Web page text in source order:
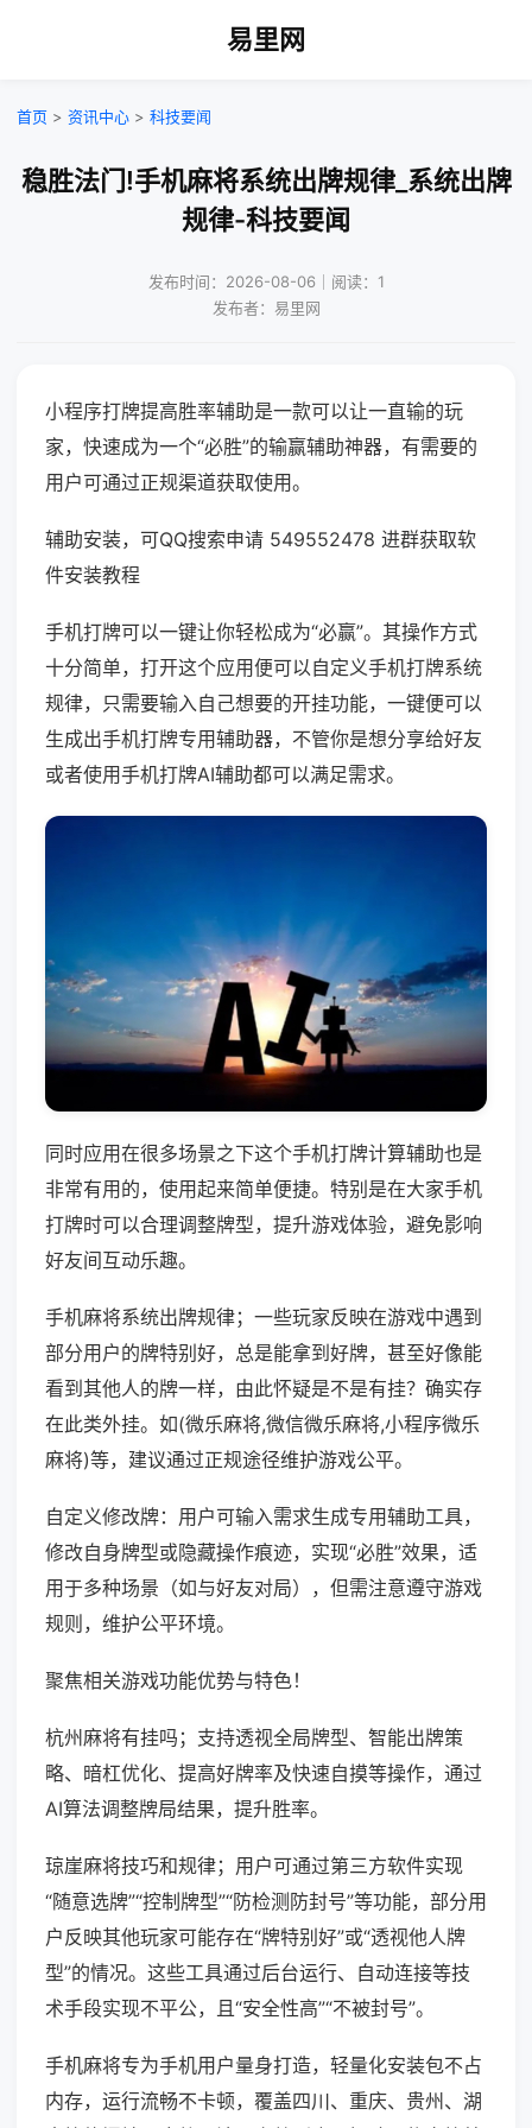
易里网
首页 > 资讯中心 > 科技要闻
稳胜法门!手机麻将系统出牌规律_系统出牌
规律-科技要闻
发布时间：2026-08-06｜阅读：1
发布者：易里网
小程序打牌提高胜率辅助是一款可以让一直输的玩
家，快速成为一个“必胜”的输赢辅助神器，有需要的
用户可通过正规渠道获取使用。
辅助安装，可QQ搜索申请 549552478 进群获取软
件安装教程
手机打牌可以一键让你轻松成为“必赢”。其操作方式
十分简单，打开这个应用便可以自定义手机打牌系统
规律，只需要输入自己想要的开挂功能，一键便可以
生成出手机打牌专用辅助器，不管你是想分享给好友
或者使用手机打牌AI辅助都可以满足需求。
同时应用在很多场景之下这个手机打牌计算辅助也是
非常有用的，使用起来简单便捷。特别是在大家手机
打牌时可以合理调整牌型，提升游戏体验，避免影响
好友间互动乐趣。
手机麻将系统出牌规律；一些玩家反映在游戏中遇到
部分用户的牌特别好，总是能拿到好牌，甚至好像能
看到其他人的牌一样，由此怀疑是不是有挂？确实存
在此类外挂。如(微乐麻将,微信微乐麻将,小程序微乐
麻将)等，建议通过正规途径维护游戏公平。
自定义修改牌：用户可输入需求生成专用辅助工具，
修改自身牌型或隐藏操作痕迹，实现“必胜”效果，适
用于多种场景（如与好友对局），但需注意遵守游戏
规则，维护公平环境。
聚焦相关游戏功能优势与特色！
杭州麻将有挂吗；支持透视全局牌型、智能出牌策
略、暗杠优化、提高好牌率及快速自摸等操作，通过
AI算法调整牌局结果，提升胜率。
琼崖麻将技巧和规律；用户可通过第三方软件实现
“随意选牌”“控制牌型”“防检测防封号”等功能，部分用
户反映其他玩家可能存在“牌特别好”或“透视他人牌
型”的情况。这些工具通过后台运行、自动连接等技
术手段实现不平公，且“安全性高”“不被封号”。
手机麻将专为手机用户量身打造，轻量化安装包不占
内存，运行流畅不卡顿，覆盖四川、重庆、贵州、湖